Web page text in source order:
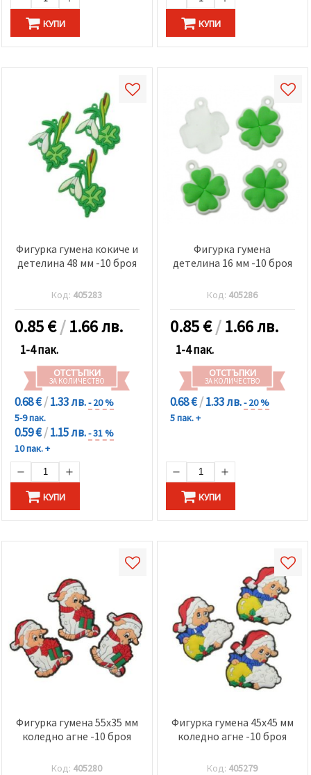
КУПИ КУПИ
Фигурка гумена кокиче и
детелина 48 мм -10 броя
Код: 405283
0.85€/1.66 лв.
1-4 пак.
ОТСТЪПКИ
ЗА КОЛИЧЕСТВО
0.68 €/1.33 лв.- 20 %
5-9 пак.
0.59 €/1.15 лв.- 31 %
10 пак. +
КУПИ
Фигурка гумена
детелина 16 мм -10 броя
Код: 405286
0.85€/1.66 лв.
1-4 пак.
ОТСТЪПКИ
ЗА КОЛИЧЕСТВО
0.68 €/1.33 лв.- 20 %
5 пак. +
КУПИ
Фигурка гумена 55x35 мм
коледно агне -10 броя
Код: 405280
Фигурка гумена 45x45 мм
коледно агне -10 броя
Код: 405279